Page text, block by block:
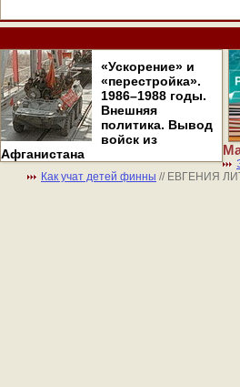
«Ускорение» и
«перестройка».
1986–1988 годы.
Внешняя
политика. Вывод
войск из
Афганистана
Как учат детей финны // ЕВГЕНИЯ